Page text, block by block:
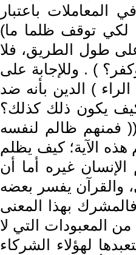
باعتبار
لكي توقف ظلما ما)
طول الطريق، فلا
) . وللإجابة على
) الدين بأنه ضد
كيف يكون ذلك كذلك؟
فمنهم ظالم لنفسه
الآية؛ كيف يظلم
غيره أما أن
والقرآن يفسر بعضه
بهذا المعنى
المعبودات التي لا
لهؤلاء الشركاء